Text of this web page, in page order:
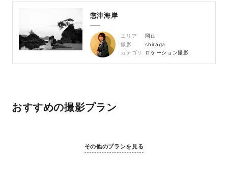
惣津海岸
エリア
岡山
撮影
shiraga
カテゴリ
ロケーション撮影
おすすめの撮影プラン
その他のプランを見る